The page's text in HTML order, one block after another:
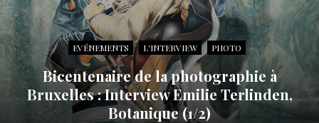
EVÉNEMENTS L'INTERVIEW PHOTO
Bicentenaire de la photographie à
Bruxelles : Interview Emilie Terlinden,
Botanique (1/2)